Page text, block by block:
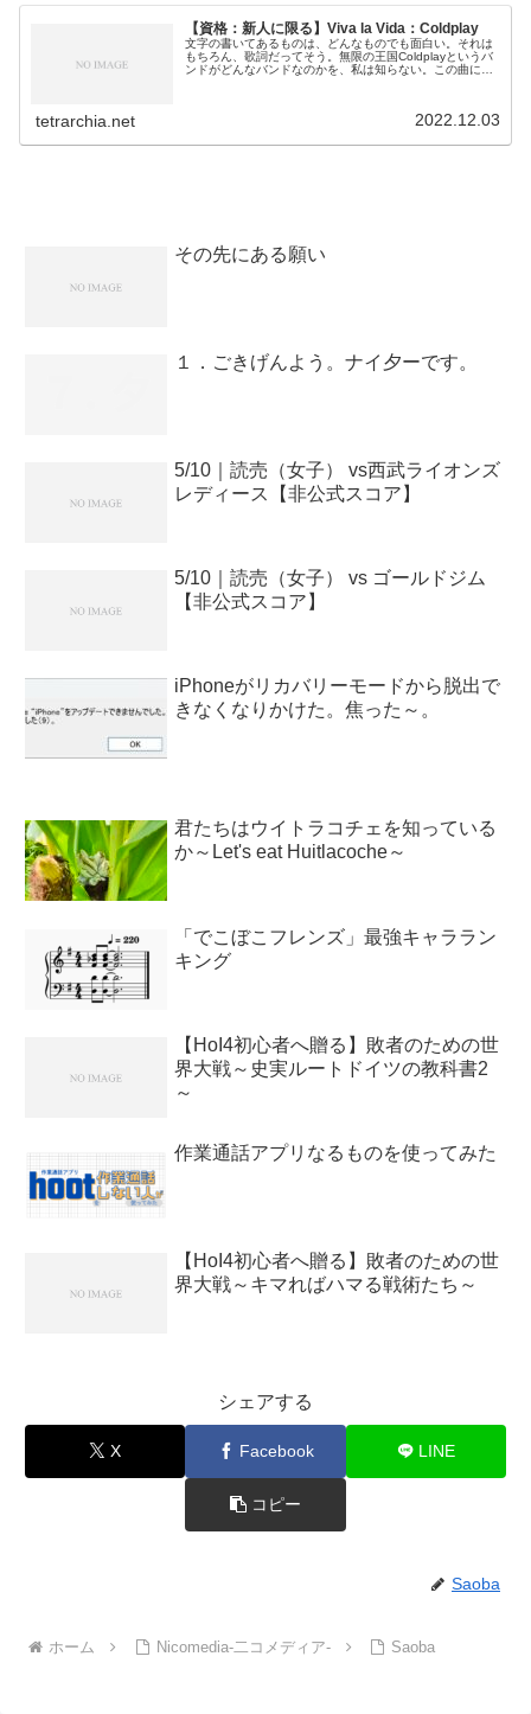
【資格：新人に限る】Viva la Vida：Coldplay
文字の書いてあるものは、どんなものでも面白い。それは
もちろん、歌詞だってそう。無限の王国Coldplayというバ
ンドがどんなバンドなのかを、私は知らない。この曲につ
tetrarchia.net 2022.12.03
その先にある願い
１．ごきげんよう。ナイ夕ーです。
5/10｜読売（女子） vs西武ライオンズ
レディース【非公式スコア】
5/10｜読売（女子） vs ゴールドジム
【非公式スコア】
iPhoneがリカバリーモードから脱出で
きなくなりかけた。焦った～。
君たちはウイトラコチェを知っている
か～Let's eat Huitlacoche～
「でこぼこフレンズ」最強キャララン
キング
【HoI4初心者へ贈る】敗者のための世
界大戦～史実ルートドイツの教科書2
～
作業通話アプリなるものを使ってみた
【HoI4初心者へ贈る】敗者のための世
界大戦～キマればハマる戦術たち～
シェアする
X Facebook LINE
コピー
Saoba
ホーム Nicomedia-二コメディア- Saoba